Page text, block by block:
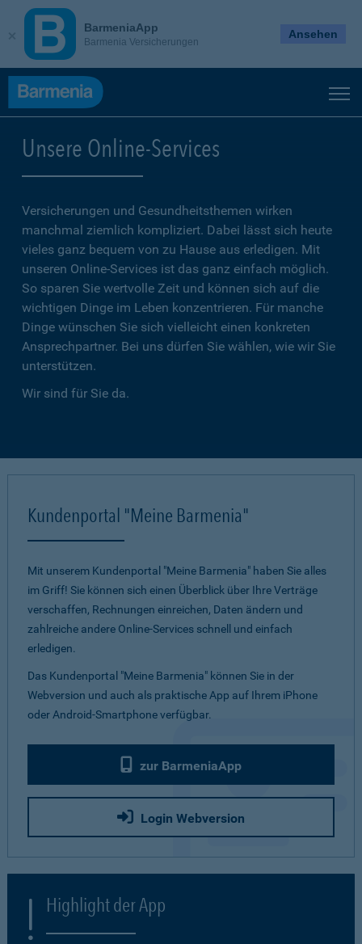
Unsere Online-Services
Versicherungen und Gesundheitsthemen wirken
manchmal ziemlich kompliziert. Dabei lässt sich heute
vieles ganz bequem von zu Hause aus erledigen. Mit
unseren Online-Services ist das ganz einfach möglich.
So sparen Sie wertvolle Zeit und können sich auf die
wichtigen Dinge im Leben konzentrieren. Für manche
Dinge wünschen Sie sich vielleicht einen konkreten
Ansprechpartner. Bei uns dürfen Sie wählen, wie wir Sie
unterstützen.
Wir sind für Sie da.
Kundenportal "Meine Barmenia"
Mit unserem Kundenportal "Meine Barmenia" haben Sie alles
im Griff! Sie können sich einen Überblick über Ihre Verträge
verschaffen, Rechnungen einreichen, Daten ändern und
zahlreiche andere Online-Services schnell und einfach
erledigen.
Das Kundenportal "Meine Barmenia" können Sie in der
Webversion und auch als praktische App auf Ihrem iPhone
oder Android-Smartphone verfügbar.
zur BarmeniaApp
Login Webversion
Highlight der App
BarmeniaApp
Barmenia Versicherungen
Ansehen